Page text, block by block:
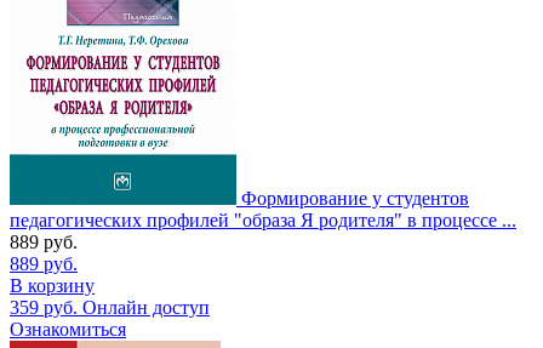
Формирование у студентов
педагогических профилей "образа Я родителя" в процессе ...
889 руб.
889 руб.
В корзину
359 руб. Онлайн доступ
Ознакомиться